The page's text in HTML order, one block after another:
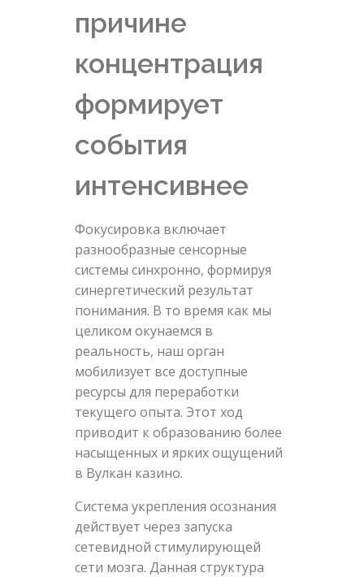
причине
концентрация
формирует
события
интенсивнее
Фокусировка включает
разнообразные сенсорные
системы синхронно, формируя
синергетический результат
понимания. В то время как мы
целиком окунаемся в
реальность, наш орган
мобилизует все доступные
ресурсы для переработки
текущего опыта. Этот ход
приводит к образованию более
насыщенных и ярких ощущений
в Вулкан казино.
Система укрепления осознания
действует через запуска
сетевидной стимулирующей
сети мозга. Данная структура